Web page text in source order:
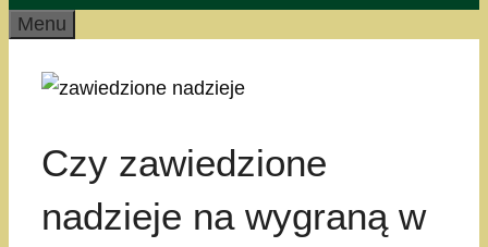
Menu
Czy zawiedzione
nadzieje na wygraną w